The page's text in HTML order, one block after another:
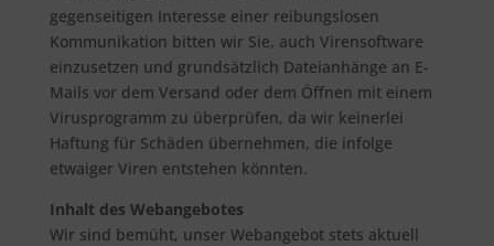
gegenseitigen Interesse einer reibungslosen
Kommunikation bitten wir Sie, auch Virensoftware
einzusetzen und grundsätzlich Dateianhänge an E-
Mails vor dem Versand oder dem Öffnen mit einem
Virusprogramm zu überprüfen, da wir keinerlei
Haftung für Schäden übernehmen, die infolge
etwaiger Viren entstehen könnten.
Inhalt des Webangebotes
Wir sind bemüht, unser Webangebot stets aktuell